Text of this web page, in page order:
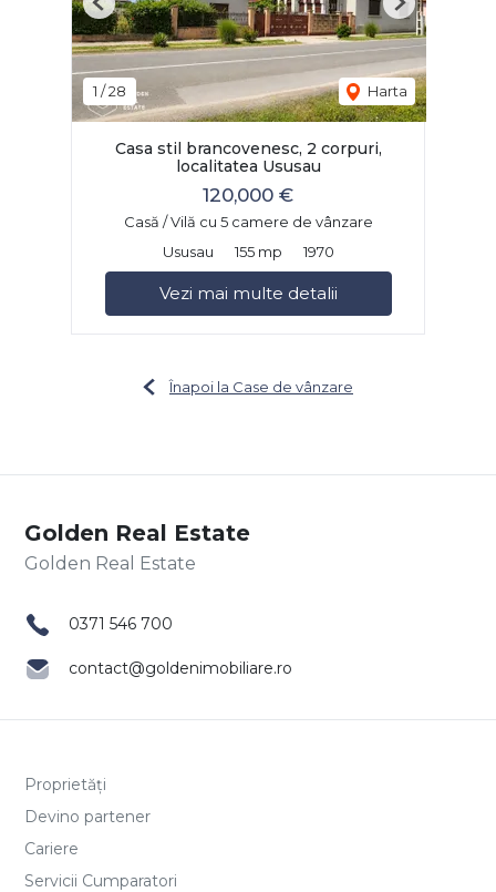
1 /28 Harta
Previous Next
Casa stil brancovenesc, 2 corpuri,
localitatea Ususau
120,000 €
Casă / Vilă cu 5 camere de vânzare
Ususau
155 mp 1970
Vezi mai multe detalii
Înapoi la Case de vânzare
Golden Real Estate
0371 546 700
contact@goldenimobiliare.ro
Proprietăți
Devino partener
Cariere
Servicii Cumparatori